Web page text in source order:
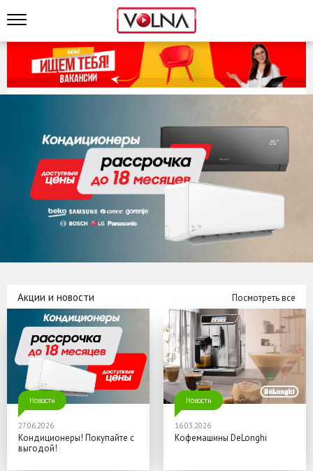
Акции и новости Посмотреть все
Новости
27.06.2026
Кондиционеры! Покупайте с
выгодой!
Новости
16.03.2026
Кофемашины DeLonghi